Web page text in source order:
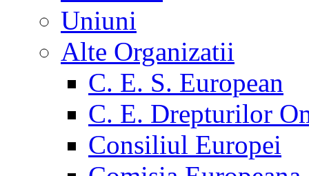
Uniuni
Alte Organizatii
C. E. S. European
C. E. Drepturilor
Consiliul Europei